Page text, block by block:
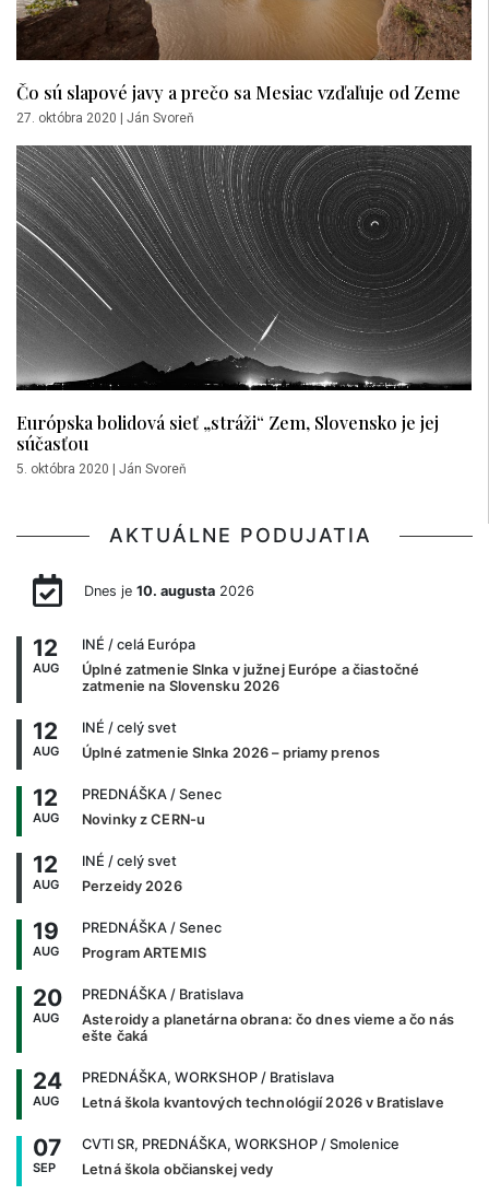
Čo sú slapové javy a prečo sa Mesiac vzďaľuje od Zeme
27. októbra 2020 Ján Svoreň
Európska bolidová sieť „stráži“ Zem, Slovensko je jej
súčasťou
5. októbra 2020 | Ján Svoreň
AKTUÁLNE PODUJATIA
Dnes je 10. augusta2026
12
AUG
INÉ / celá Európa
Úplné zatmenie Slnka v južnej Európe a čiastočné
zatmenie na Slovensku 2026
12
AUG
INÉ / celý svet
Úplné zatmenie Slnka 2026 – priamy prenos
12
AUG
PREDNÁŠKA / Senec
Novinky z CERN-u
12
AUG
INÉ / celý svet
Perzeidy 2026
19
AUG
PREDNÁŠKA / Senec
Program ARTEMIS
20
AUG
PREDNÁŠKA / Bratislava
Asteroidy a planetárna obrana: čo dnes vieme a čo nás
ešte čaká
24
AUG
PREDNÁŠKA, WORKSHOP / Bratislava
Letná škola kvantových technológií 2026 v Bratislave
07
SEP
CVTI SR, PREDNÁŠKA, WORKSHOP / Smolenice
Letná škola občianskej vedy